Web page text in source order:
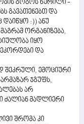
გოგოს წერილი -
გავათენებთ და
:)) ანუ
ორგანიზება,
იყო
და
შეკრული, ემოციური
ჯგუფს,
არ
ძალიან მადლიერი
შრომა კი